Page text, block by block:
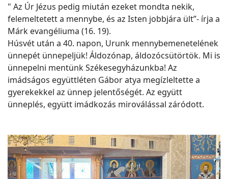
" Az Úr Jézus pedig miután ezeket mondta nekik,
felemeltetett a mennybe, és az Isten jobbjára ült”- írja a
Márk evangéliuma (16. 19).
Húsvét után a 40. napon, Urunk mennybemenetelének
ünnepét ünnepeljük! Áldozónap, áldozócsütörtök. Mi is
ünnepelni mentünk Székesegyházunkba! Az
imádságos együttléten Gábor atya megízleltette a
gyerekekkel az ünnep jelentőségét. Az együtt
ünneplés, együtt imádkozás miroválással záródott.